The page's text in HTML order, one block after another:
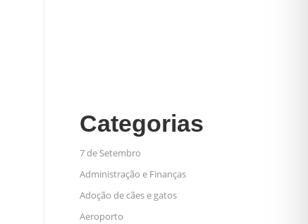
Categorias
7 de Setembro
Administração e Finanças
Adoção de cães e gatos
Aeroporto